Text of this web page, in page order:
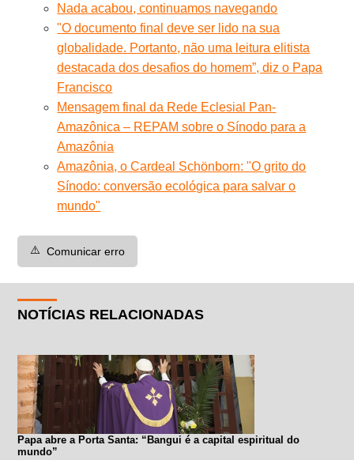
Nada acabou, continuamos navegando
"O documento final deve ser lido na sua
globalidade. Portanto, não uma leitura elitista
destacada dos desafios do homem”, diz o Papa
Francisco
Mensagem final da Rede Eclesial Pan-
Amazônica – REPAM sobre o Sínodo para a
Amazônia
Amazônia, o Cardeal Schönborn: "O grito do
Sínodo: conversão ecológica para salvar o
mundo"
⚠️ Comunicar erro
NOTÍCIAS RELACIONADAS
Papa abre a Porta Santa: “Bangui é a capital espiritual do
mundo”